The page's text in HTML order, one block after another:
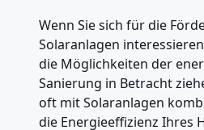
Wenn Sie sich für die
Solaranlagen
die Möglichkeiten der
Sanierung in Betracht
oft mit Solaranlagen
die Energieeffizienz Ihres